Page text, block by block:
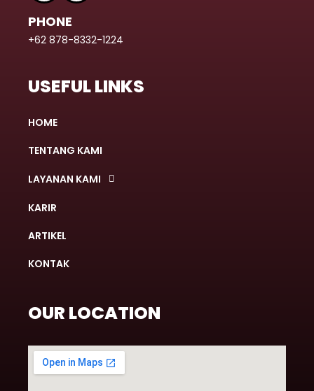
PHONE
+62 878-8332-1224
USEFUL LINKS
HOME
TENTANG KAMI
LAYANAN KAMI
KARIR
ARTIKEL
KONTAK
OUR LOCATION